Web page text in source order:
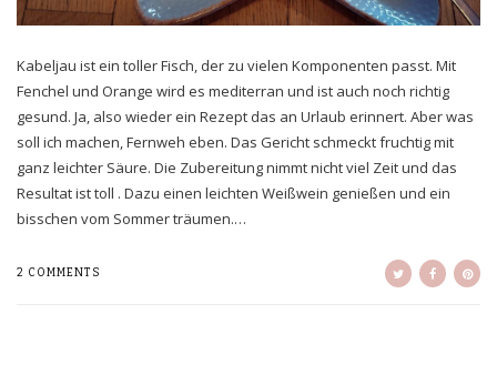
Kabeljau ist ein toller Fisch, der zu vielen Komponenten passt. Mit
Fenchel und Orange wird es mediterran und ist auch noch richtig
gesund. Ja, also wieder ein Rezept das an Urlaub erinnert. Aber was
soll ich machen, Fernweh eben. Das Gericht schmeckt fruchtig mit
ganz leichter Säure. Die Zubereitung nimmt nicht viel Zeit und das
Resultat ist toll . Dazu einen leichten Weißwein genießen und ein
bisschen vom Sommer träumen.…
2 COMMENTS